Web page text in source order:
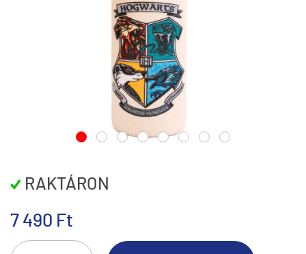
RAKTÁRON
7 490 Ft